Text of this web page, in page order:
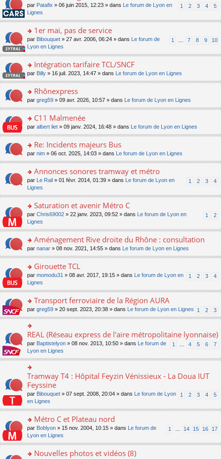
ntle
s
ré
e
n
o
n
lu
pl
ré
c
e
s
a
n
o
n
lu
le
u
ré
c
e
le
m
e
s
s
a
n
o
n
lu
pl
s
ré
c
nt
o
s
er
le
m
e
s
s
e
n
o
n
le
u
s
ré
e
nt
1 2 3 4 5
par Patafix » 06 juin 2015, 12:23 » dans
Le forum de Lyon en
Lignes
o
s
er
le
m
e
s
g
e
n
o
lu
pl
u
ré
e
nt
1er mai, pas de service
1 7 8 9 10
par Bibouquet » 27 avr. 2006, 06:24 » dans
Le forum de
Lyon en Lignes
o
n
ult
er
le
m
e
a
g
e
n
n
pl
u
ré
e
nt
Intégration tarifaire TCL/SNCF
par Billy » 16 juil. 2023, 14:47 » dans Le forum de Lyon en Lignes
o
n
ult
er
le
m
e
a
g
e
n
o
lu
u
s
ré
e
nt
Rhônexpress
par greg59 » 09 avr. 2026, 10:57 » dans Le forum de Lyon en Lignes
o
n
ult
er
le
m
e
s
g
e
n
o
n
le
u
s
ré
c
nt
C11 Malmenée
par albert liet » 09 janv. 2024, 16:48 » dans Le forum de Lyon en Lignes
o
n
ult
er
le
m
e
s
s
e
n
o
n
le
s
ré
c
e
nt
Re: Incidents majeurs Bus
par nim » 06 oct. 2025, 14:03 » dans Le forum de Lyon en Lignes
o
s
er
le
m
e
s
s
e
n
o
n
lu
pl
s
ré
c
nt
Annonces sonores tramway et métro
1 2 3 4
par Le Rail » 01 févr. 2014, 01:39 » dans
Le forum de Lyon en
Lignes
o
s
er
le
m
e
s
s
e
n
o
n
lu
pl
ré
e
nt
Saturation et avenir Métro C
1 2
par Chris69002 » 22 janv. 2023, 09:52 » dans
Le forum de Lyon en
Lignes
o
n
ult
er
le
m
e
s
a
e
n
o
n
lu
le
pl
u
s
ré
c
e
nt
Aménagement Rive droite du Rhône : consultation
par nanar » 08 nov. 2021, 14:55 » dans Le forum de Lyon en Lignes
o
s
er
le
m
e
s
s
a
e
o
n
lu
le
pl
s
ré
c
e
nt
Girouette TCL
1 2 3 4
par momodu31 » 08 avr. 2017, 19:15 » dans
Le forum de Lyon en
Lignes
o
n
s
ult
er
le
m
e
s
a
e
n
lu
le
pl
s
Transport ferroviaire de la Région AURA
1 2 3
par greg59 » 20 sept. 2023, 20:38 » dans Le forum de Lyon en Lignes
o
n
s
le
m
e
s
s
a
e
n
o
n
lu
REAL (Réseau express de l'aire métropolitaine lyonnaise)
1 4 5 6 7
par Baptistelyon » 08 nov. 2013, 10:50 » dans
Le forum de
Lyon en Lignes
o
n
ult
le
m
e
s
s
g
Tramway T4 : Hôpital Feyzin Vénissieux - La Doua IUT
Feyssine
1 2 3 4 5
par Bibouquet » 07 sept. 2008, 20:04 » dans
Le forum de Lyon
en Lignes
o
s
er
Métro C et Plateau nord
1 14 15 16 17
par Boblyon » 15 nov. 2004, 10:15 » dans
Le forum de
Lyon en Lignes
Nouvelles photos et vidéos (8)